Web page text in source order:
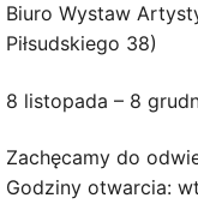
Biuro Wystaw
Piłsudskiego 38)
8 listopada – 8
Zachęcamy do
Godziny otwarcia: